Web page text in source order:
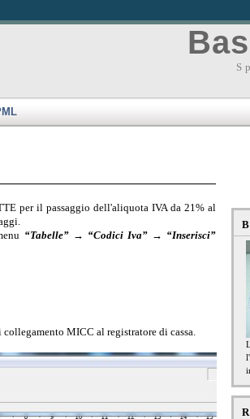
per il passaggio dell'aliquota IVA da 21% al
“Tabelle” → “Codici Iva” → “Inserisci”
MICC al registratore di cassa.